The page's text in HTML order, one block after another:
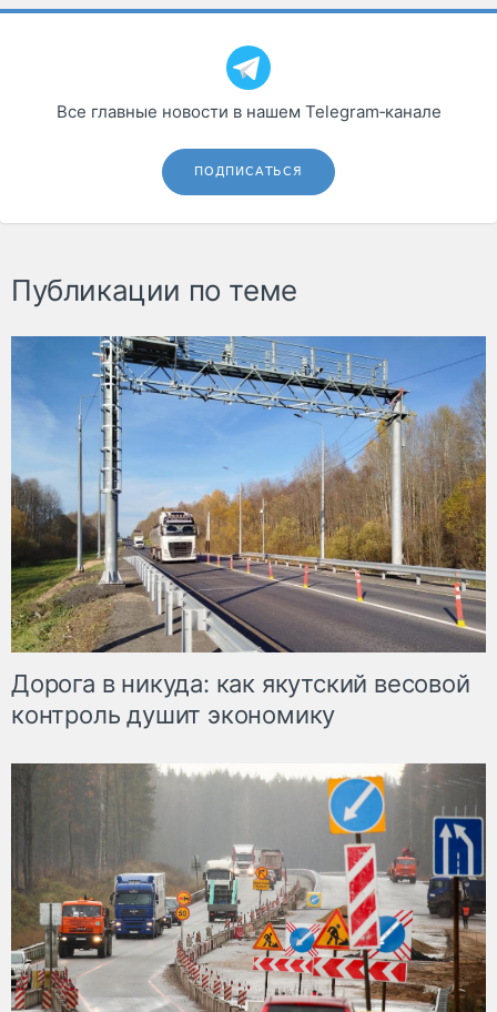
Все главные новости в нашем Telegram‑канале
ПОДПИСАТЬСЯ
Публикации по теме
Дорога в никуда: как якутский весовой
контроль душит экономику